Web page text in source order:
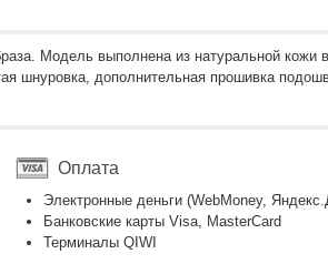
Модель выполнена из натуральной кожи
шнуровка, дополнительная прошивка
Оплата
Электронные деньги (WebMoney,
Банковские карты Visa, MasterCard
Терминалы QIWI